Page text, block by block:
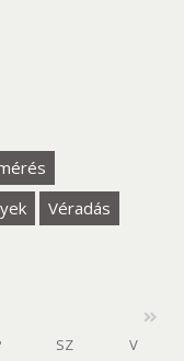
Véradás
SZ
V